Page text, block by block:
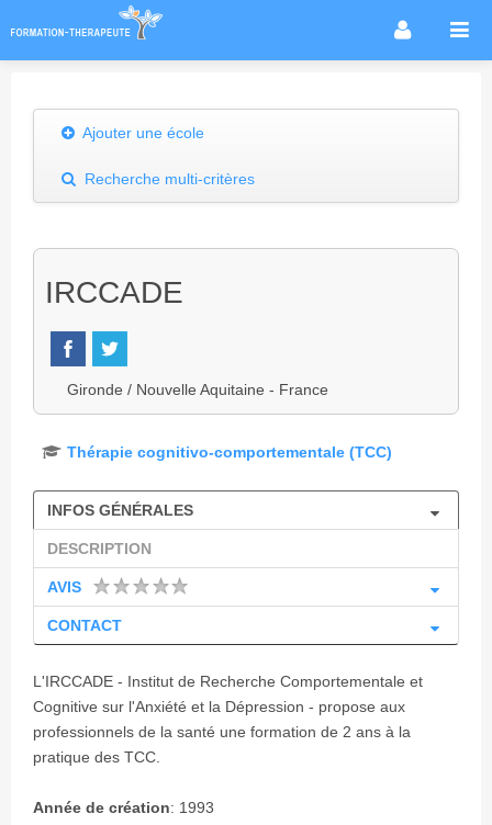
Infos métier
Annuaire des praticiens
Ajouter une école
Recherche multi-critères
IRCCADE
Gironde / Nouvelle Aquitaine - France
Thérapie cognitivo-comportementale (TCC)
INFOS GÉNÉRALES
DESCRIPTION
AVIS
CONTACT
L'IRCCADE - Institut de Recherche Comportementale et
Cognitive sur l'Anxiété et la Dépression - propose aux
professionnels de la santé une formation de 2 ans à la
pratique des TCC.
Année de création: 1993